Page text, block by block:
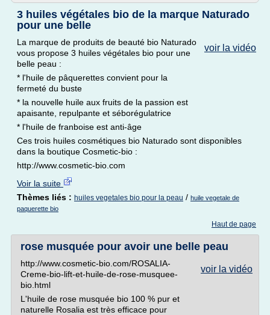
3 huiles végétales bio de la marque Naturado
pour une belle
voir la vidéo
La marque de produits de beauté bio Naturado
vous propose 3 huiles végétales bio pour une
belle peau :
* l'huile de pâquerettes convient pour la
fermeté du buste
* la nouvelle huile aux fruits de la passion est
apaisante, repulpante et séborégulatrice
* l'huile de franboise est anti-âge
Ces trois huiles cosmétiques bio Naturado sont disponibles
dans la boutique Cosmetic-bio :
http://www.cosmetic-bio.com
Voir la suite
Thèmes liés : huiles vegetales bio pour la peau / huile vegetale de
paquerette bio
Haut de page
rose musquée pour avoir une belle peau
voir la vidéo
http://www.cosmetic-bio.com/ROSALIA-
Creme-bio-lift-et-huile-de-rose-musquee-
bio.html
L'huile de rose musquée bio 100 % pur et
naturelle Rosalia est très efficace pour